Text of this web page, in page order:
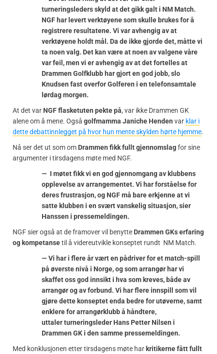
turneringsleders skyld at det gikk galt i NM Match.
NGF har levert verktøyene som skulle brukes for å
registrere resultatene. Vi var avhengig av at
verktøyene holdt mål. Da de ikke gjorde det, måtte vi
ta noen valg. Det kan være at noen av valgene våre
var feil, men vi er avhengig av at det fortelles at
Drammen Golfklubb har gjort en god jobb, slo
Knudsen fast overfor Golferen i en telefonsamtale
lørdag morgen.
At det var NGF flasketuten pekte på, var ikke Drammen GK
alene om å mene. Også golfmamma Janiche Henden var klar i
dette debattinnlegget på hvor hun mente skylden hørte hjemme.
Nå ser det ut som om Drammen fikk fullt gjennomslagfor sine
argumenter i tirsdagens møte med NGF.
— I møtet fikk vi en god gjennomgang av klubbens
opplevelse av arrangementet. Vi har forståelse for
deres frustrasjon, og NGF må bare erkjenne at vi
satte klubben i en svært vanskelig situasjon, sier
Hanssen i pressemeldingen.
NGF sier også at de framover vil benytte Drammen GKs erfaring
og kompetansetil å videreutvikle konseptet rundt NM Match.
— Vi har i flere år vært en pådriver for et match-spill
på øverste nivå i Norge, og som arrangør har vi
skaffet oss god innsikt i hva som kreves, både av
arrangør og av forbund. Vi har flere innspill som vil
gjøre dette konseptet enda bedre for utøverne, samt
enklere for arrangørklubb å håndtere,
uttaler turneringsleder Hans Petter Nilsen i
Drammen GK i den samme pressemeldingen.
Med konklusjonen etter tirsdagens møte har kritikerne fått fullt